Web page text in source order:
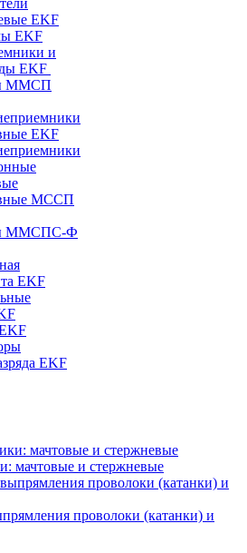
EKF
EKF
и
EKF
ММСП
EKF
МССП
ММСПС-Ф
EKF
EKF
мачтовые и стержневые
проволоки (катанки) и